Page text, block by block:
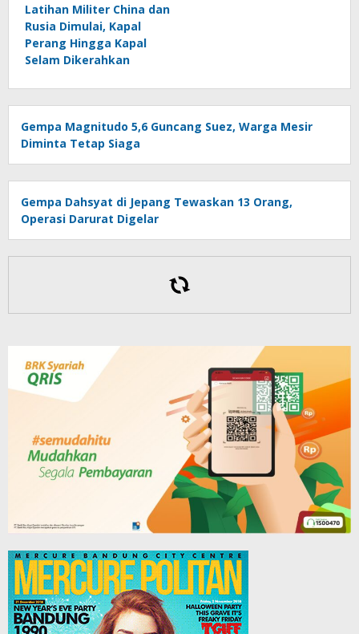
Latihan Militer China dan
Rusia Dimulai, Kapal
Perang Hingga Kapal
Selam Dikerahkan
Gempa Magnitudo 5,6 Guncang Suez, Warga Mesir
Diminta Tetap Siaga
Gempa Dahsyat di Jepang Tewaskan 13 Orang,
Operasi Darurat Digelar